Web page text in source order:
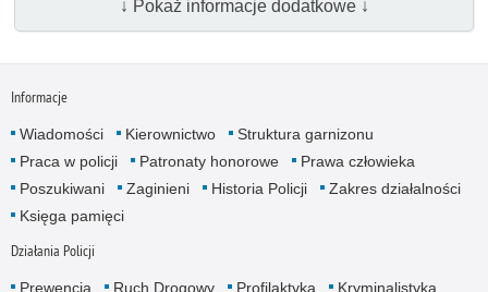
↓ Pokaż informacje dodatkowe ↓
Informacje
Wiadomości Kierownictwo
Struktura garnizonu
Praca w policji
Patronaty honorowe
Prawa człowieka
Poszukiwani
Zaginieni Historia Policji
Zakres działalności
Księga pamięci
Działania Policji
Prewencja Ruch Drogowy Profilaktyka
Kryminalistyka